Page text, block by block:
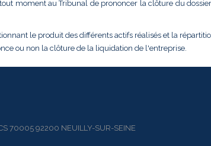
moment au Tribunal de prononcer la clôture du
le produit des différents actifs réalisés et la
ou non la clôture de la liquidation de l'entreprise.
92200 NEUILLY-SUR-SEINE